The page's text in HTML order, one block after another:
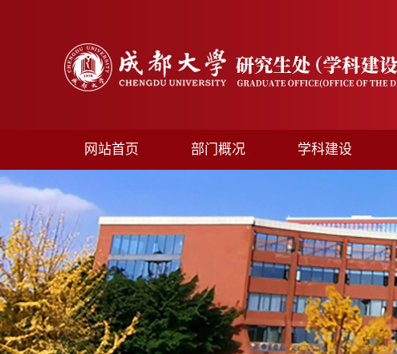
网站首页 部门概况 学科建设